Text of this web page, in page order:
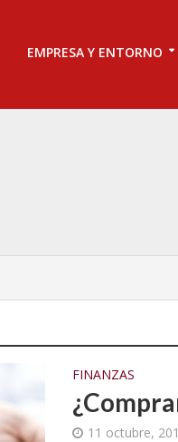
EMPRESA Y ENTORNO
FINANZAS
11 octubre,